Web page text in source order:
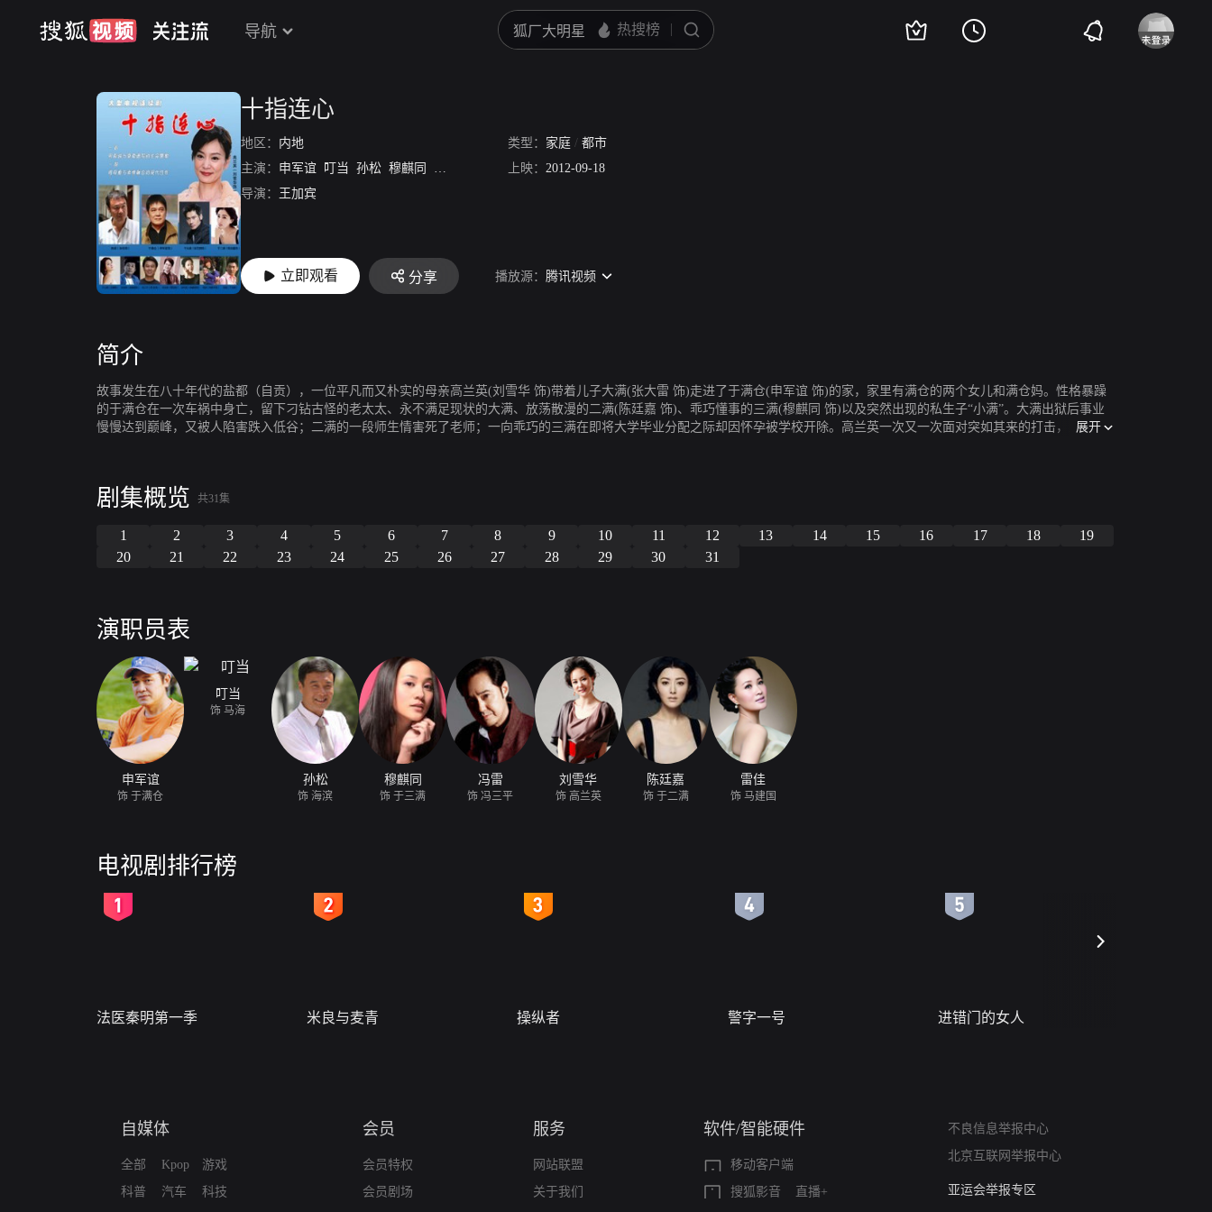
导航
十指连心
地区： 内地 类型： 家庭 / 都市
主演： 申军谊 叮当 孙松 穆麒同 冯雷 陈廷嘉 雷佳
上映： 2012-09-18
导演：
王加宾
立即观看 分享 播放源： 腾讯视频
简介
故事发生在八十年代的盐都（自贡），一位平凡而又朴实的母亲高兰英(刘雪华 饰)带着儿子大满(张大雷 饰)走进了于满仓(申军谊 饰)的家，家里有满仓的两个女儿和满仓妈。性格暴躁
的于满仓在一次车祸中身亡，留下刁钻古怪的老太太、永不满足现状的大满、放荡散漫的二满(陈廷嘉 饰)、乖巧懂事的三满(穆麒同 饰)以及突然出现的私生子“小满”。大满出狱后事业
慢慢达到巅峰，又被人陷害跌入低谷；二满的一段师生情害死了老师；一向乖巧的三满在即将大学毕业分配之际却因怀孕被学校开除。高兰英一次又一次面对突如其来的打击，坚强的
展开
剧集概览 共31集
1 2 3 4 5 6 7 8 9 10 11 12 13 14 15 16 17 18
19
20
21 22 23 24 25 26 27 28 29 30 31
演职员表
申军谊
饰 于满仓
叮当
饰 马海
孙松
饰 海滨
穆麒同
饰 于三满
冯雷
饰 冯三平
刘雪华
饰 高兰英
陈廷嘉
饰 于二满
雷佳
饰 马建国
电视剧排行榜
法医秦明第一季 米良与麦青 操纵者 警字一号 进错门的女人
自媒体
全部
科普
Kpop
汽车
游戏
科技
会员
会员特权
会员剧场
服务
网站联盟
关于我们
软件/智能硬件
移动客户端
搜狐影音
直播+
不良信息举报中心
北京互联网举报中心
算法推荐专项举报
亚运会举报专区